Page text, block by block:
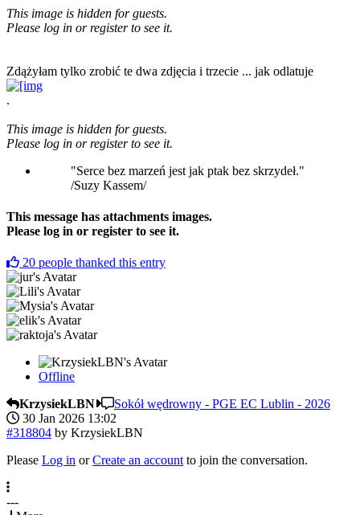
This image is hidden for guests.
Please log in or register to see it.
Zdążyłam tylko zrobić te dwa zdjęcia i trzecie ... jak odlatuje
.
This image is hidden for guests.
Please log in or register to see it.
"Serce bez marzeń jest jak ptak bez skrzydeł."
/Suzy Kassem/
This message has attachments images.
Please log in or register to see it.
20 people thanked this entry
Offline
KrzysiekLBN
Sokół wędrowny - PGE EC Lublin - 2026
30 Jan 2026 13:02
#318804 by KrzysiekLBN
Please Log in orCreate an account to join the conversation.
---